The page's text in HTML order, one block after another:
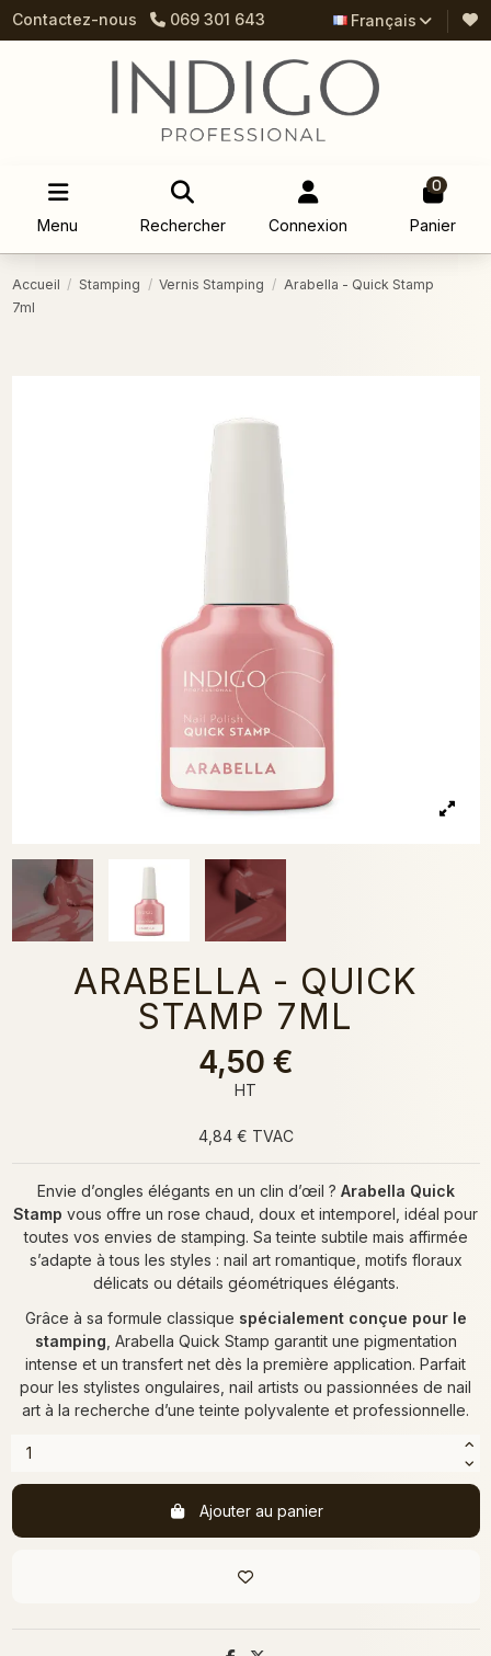
Contactez-nous 069 301 643 Français
Menu Rechercher Connexion
0
Panier
Accueil Stamping Vernis Stamping
Arabella - Quick Stamp
7ml
ARABELLA - QUICK
STAMP 7ML
4,50 €
HT
4,84 € TVAC
Envie d’ongles élégants en un clin d’œil ? Arabella Quick
Stamp vous offre un rose chaud, doux et intemporel, idéal pour
toutes vos envies de stamping. Sa teinte subtile mais affirmée
s’adapte à tous les styles : nail art romantique, motifs floraux
délicats ou détails géométriques élégants.
Grâce à sa formule classique spécialement conçue pour le
stamping , Arabella Quick Stamp garantit une pigmentation
intense et un transfert net dès la première application. Parfait
pour les stylistes ongulaires, nail artists ou passionnées de nail
art à la recherche d’une teinte polyvalente et professionnelle.
Ajouter au panier